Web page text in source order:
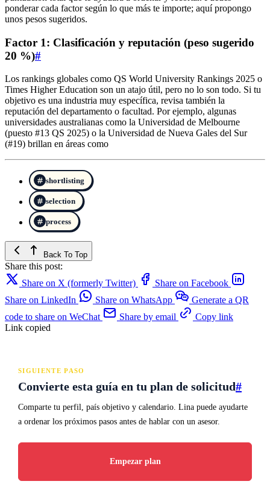
ponderar cada factor según lo que más te importe; aquí propongo
unos pesos sugeridos.
Factor 1: Clasificación y reputación (peso sugerido
20 %)#
Los rankings globales como QS World University Rankings 2025 o
Times Higher Education son un atajo útil, pero no lo son todo. Si tu
objetivo es una industria muy específica, revisa también la
reputación del departamento o facultad. Por ejemplo, algunas
universidades australianas como la Universidad de Melbourne
(puesto #13 QS 2025) o la Universidad de Nueva Gales del Sur
(#19) brillan en áreas como
shortlisting
selection
process
Back To Top
Share this post:
Share on X (formerly Twitter)
Share on Facebook
Share on LinkedIn
Share on WhatsApp
Generate a QR
code to share on WeChat
Share by email
Copy link
Link copied
SIGUIENTE PASO
Convierte esta guía en tu plan de solicitud#
Comparte tu perfil, país objetivo y calendario. Lina puede ayudarte
a ordenar los próximos pasos antes de hablar con un asesor.
Empezar plan